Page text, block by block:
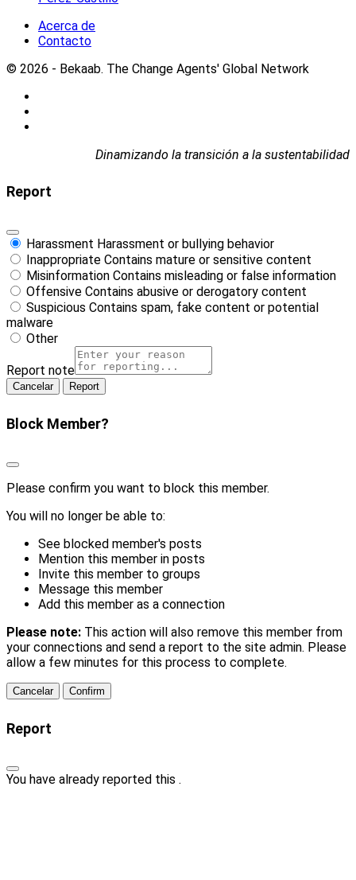
Acerca de
Contacto
© 2026 - Bekaab. The Change Agents' Global Network
Dinamizando la transición a la sustentabilidad
Report
Harassment Harassment or bullying behavior
Inappropriate Contains mature or sensitive content
Misinformation Contains misleading or false information
Offensive Contains abusive or derogatory content
Suspicious Contains spam, fake content or potential
malware
Other
Report note
Report
Block Member?
Please confirm you want to block this member.
You will no longer be able to:
See blocked member's posts
Mention this member in posts
Invite this member to groups
Message this member
Add this member as a connection
Please note: This action will also remove this member from
your connections and send a report to the site admin. Please
allow a few minutes for this process to complete.
Confirm
Report
You have already reported this .